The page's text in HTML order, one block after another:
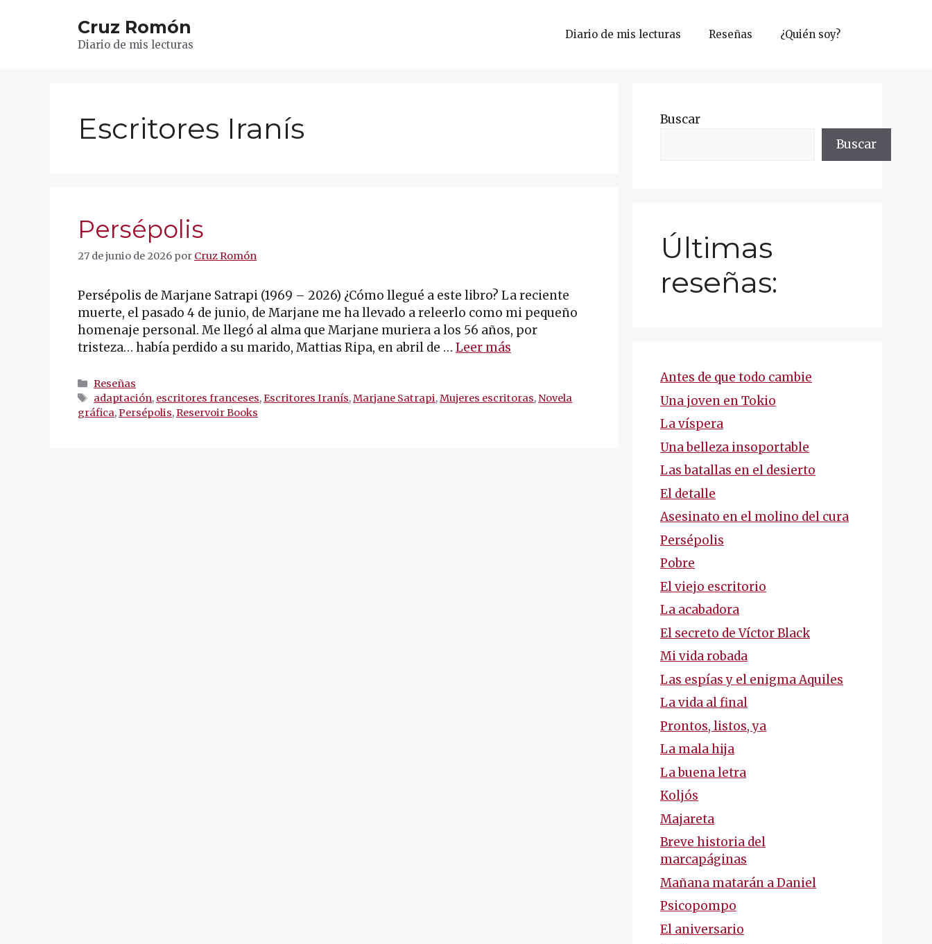
Cruz Romón
Diario de mis lecturas
Diario de mis lecturas Reseñas ¿Quién soy?
Escritores Iranís
Persépolis
27 de junio de 2026 por Cruz Romón
Persépolis de Marjane Satrapi (1969 – 2026) ¿Cómo llegué a este libro? La reciente
muerte, el pasado 4 de junio, de Marjane me ha llevado a releerlo como mi pequeño
homenaje personal. Me llegó al alma que Marjane muriera a los 56 años, por
tristeza… había perdido a su marido, Mattias Ripa, en abril de … Leer más
Categorías
Reseñas
Etiquetas
adaptación, escritores franceses,Escritores Iranís,Marjane Satrapi,Mujeres escritoras,Novela
gráfica,Persépolis,Reservoir Books
Buscar
Buscar
Últimas
reseñas:
Antes de que todo cambie
Una joven en Tokio
La víspera
Una belleza insoportable
Las batallas en el desierto
El detalle
Asesinato en el molino del cura
Persépolis
Pobre
El viejo escritorio
La acabadora
El secreto de Víctor Black
Mi vida robada
Las espías y el enigma Aquiles
La vida al final
Prontos, listos, ya
La mala hija
La buena letra
Koljós
Majareta
Breve historia del
marcapáginas
Mañana matarán a Daniel
Psicopompo
El aniversario